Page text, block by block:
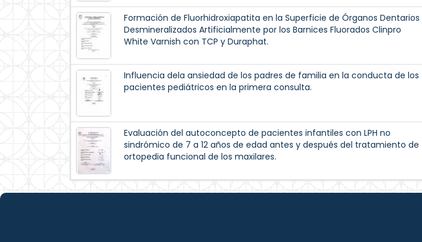
Formación de Fluorhidroxiapatita en la Superficie de Órganos Dentarios
Desmineralizados Artificialmente por los Barnices Fluorados Clinpro
White Varnish con TCP y Duraphat.
Influencia dela ansiedad de los padres de familia en la conducta de los
pacientes pediátricos en la primera consulta.
Evaluación del autoconcepto de pacientes infantiles con LPH no
sindrómico de 7 a 12 años de edad antes y después del tratamiento de
ortopedia funcional de los maxilares.